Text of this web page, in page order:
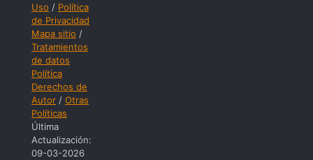
Uso / Política
de Privacidad
Mapa sitio /
Tratamientos
de datos
Política
Derechos de
Autor / Otras
Políticas
Última
Actualización:
09-03-2026